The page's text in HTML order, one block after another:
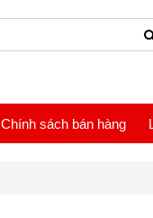
Chính sách bán hàng